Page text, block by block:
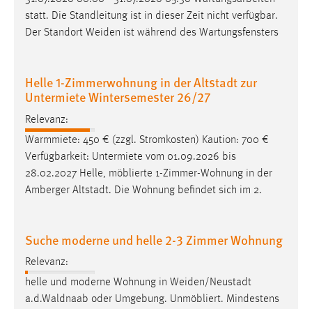
statt. Die Standleitung ist in dieser Zeit nicht verfügbar.
Der Standort Weiden ist während des Wartungsfensters
Helle 1-Zimmerwohnung in der Altstadt zur
Untermiete Wintersemester 26/27
Relevanz:
Warmmiete: 450 € (zzgl. Stromkosten) Kaution: 700 €
Verfügbarkeit: Untermiete vom 01.09.2026 bis
28.02.2027 Helle, möblierte 1-Zimmer-Wohnung in der
Amberger Altstadt. Die Wohnung befindet sich im 2.
Suche moderne und helle 2-3 Zimmer Wohnung
Relevanz:
helle und moderne Wohnung in Weiden/Neustadt
a.d.Waldnaab oder Umgebung. Unmöbliert. Mindestens
Conversion-Tracking
Facebook Pixel
Name:
_fbp
Anbieter:
Facebook
Cookie Laufzeit:
3 Monate